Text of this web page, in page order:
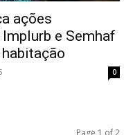
ações
e Semhaf
0
Page 1 of 2